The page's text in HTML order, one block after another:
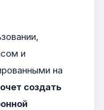
и
на
создать